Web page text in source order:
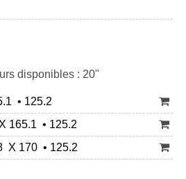
disponibles : 20"
• 125.2
165.1 • 125.2
X 170 • 125.2